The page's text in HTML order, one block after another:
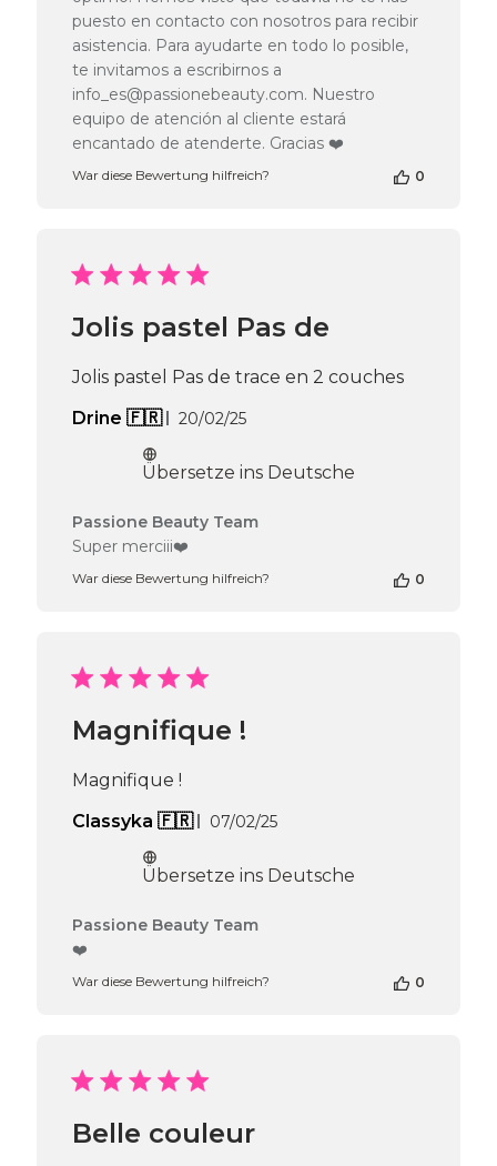
puesto en contacto con nosotros para recibir
asistencia. Para ayudarte en todo lo posible,
te invitamos a escribirnos a
info_es@passionebeauty.com. Nuestro
equipo de atención al cliente estará
encantado de atenderte. Gracias ❤️
War diese Bewertung hilfreich? 0
Jolis pastel Pas de
Jolis pastel Pas de trace en 2 couches
Drine 🇫🇷
Veröffentlichungsdatum
20/02/25
Übersetze ins Deutsche
Kommentare
Inhabers
2025
Passione Beauty Team
Super merciii❤️
War diese Bewertung hilfreich? 0
Magnifique !
Magnifique !
Classyka 🇫🇷
Veröffentlichungsdatum
07/02/25
Übersetze ins Deutsche
Kommentare
Inhabers
am
Passione Beauty Team
❤️
War diese Bewertung hilfreich? 0
Belle couleur